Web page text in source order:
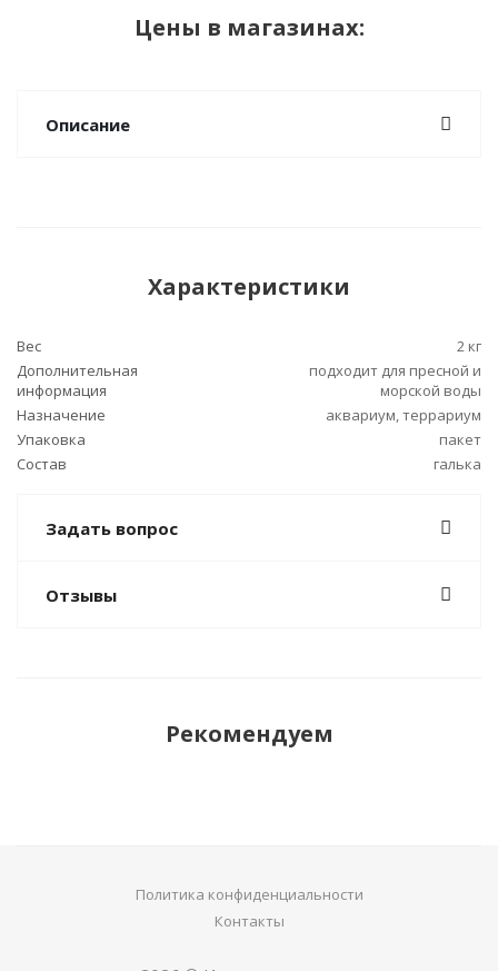
Цены в магазинах:
Описание
Характеристики
Вес
2 кг
Дополнительная
информация
подходит для пресной и
морской воды
Назначение
аквариум, террариум
Упаковка
пакет
Состав
галька
Задать вопрос
Отзывы
Рекомендуем
Политика конфиденциальности
Контакты